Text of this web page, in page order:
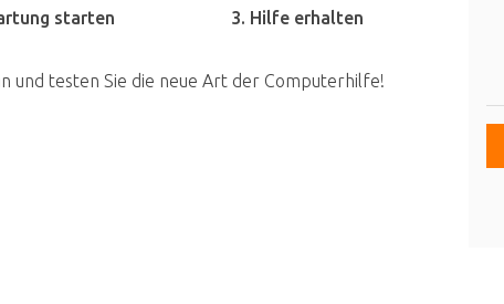
starten 3. Hilfe erhalten
und testen Sie die neue Art der Computerhilfe!